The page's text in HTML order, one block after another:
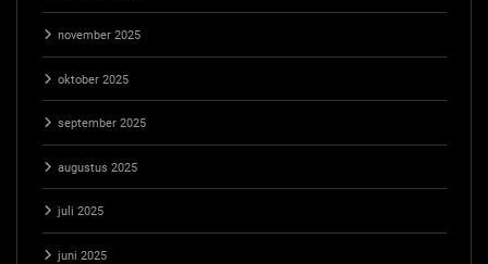
november 2025
oktober 2025
september 2025
augustus 2025
juli 2025
juni 2025